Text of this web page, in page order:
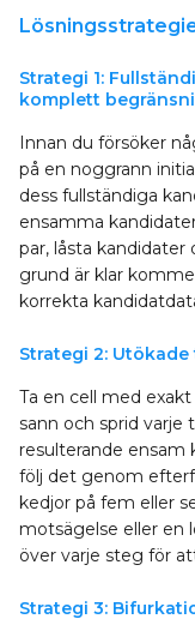
Strategi 1:
komplett
Innan du försöker
på en noggrann
dess fullständiga
ensamma
par, låsta kandidater
grund är klar
korrekta
Strategi 2:
Ta en cell med
sann och sprid varje
resulterande
följ det genom
kedjor på fem eller
motsägelse eller en
över varje steg för
Strategi 3: